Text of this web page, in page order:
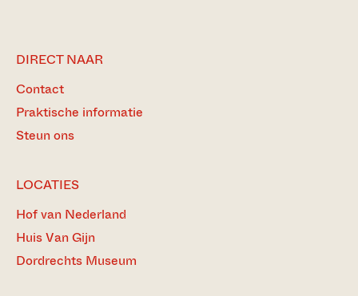
DIRECT NAAR
Contact
Praktische informatie
Steun ons
LOCATIES
Hof van Nederland
Huis Van Gijn
Dordrechts Museum